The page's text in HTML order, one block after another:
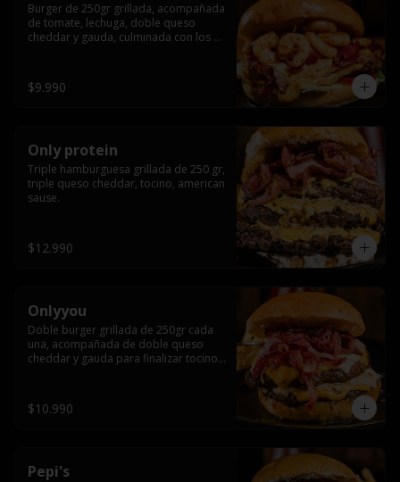
Burger de 250gr grillada, acompañada
de tomate, lechuga, doble queso
cheddar y gauda, culminada con los
$9.990
Only protein
Triple hamburguesa grillada de 250 gr,
triple queso cheddar, tocino, american
sause.
$12.990
Onlyyou
Doble burger grillada de 250gr cada
una, acompañada de doble queso
cheddar y gauda para finalizar tocino
$10.990
Pepi's